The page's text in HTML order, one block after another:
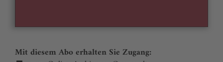
Mit diesem Abo erhalten Sie Zugang: